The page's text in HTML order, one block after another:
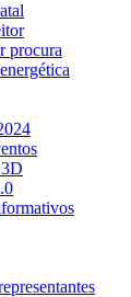
procura